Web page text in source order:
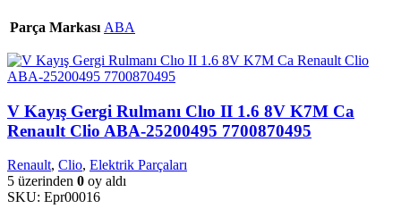
Parça Markası ABA
V Kayış Gergi Rulmanı Clıo II 1.6 8V K7M Ca
Renault Clio ABA-25200495 7700870495
Renault, Clio, Elektrik Parçaları
5 üzerinden 0 oy aldı
SKU: Epr00016